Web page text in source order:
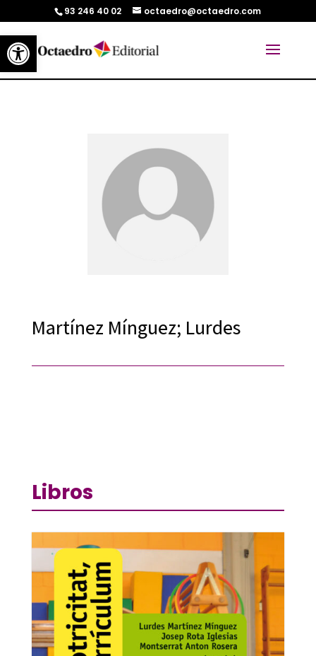
Abrir barra de herramientas
93 246 40 02 octaedro@octaedro.com
Martínez Mínguez; Lurdes
Libros